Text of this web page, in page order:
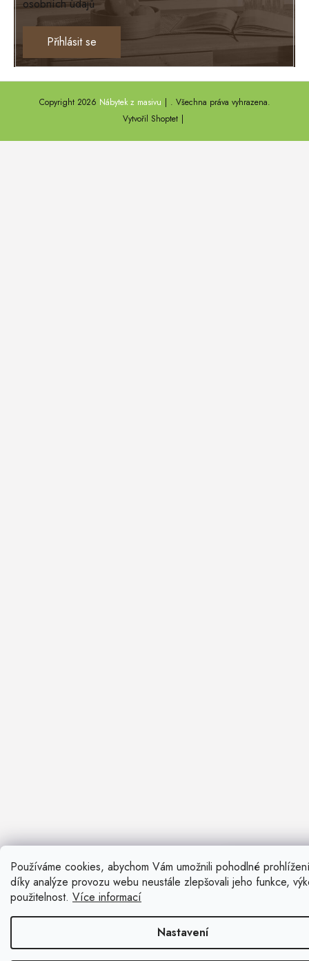
Používáme cookies, abychom Vám umožnili pohodlné
díky analýze provozu webu neustále zlepšovali jeho funkce,
použitelnost. Více informací
Nastavení
EXCLUSIVE
TEXAS
ANNY
DEL SOL
osobních údajů
Přihlásit se
Vytvořil Shoptet
Copyright 2026 Nábytek z masivu . Všechna práva vyhrazena.
Nevíte si
Rádi vám